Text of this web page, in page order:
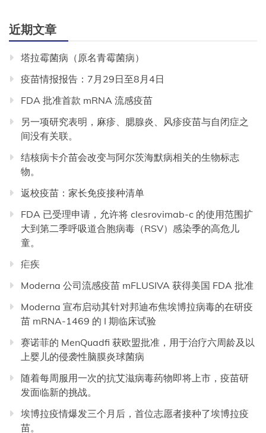
近期文章
塔拉霉菌病（原名青霉菌病）
疫苗情报报告：7月29日至8月4日
FDA 批准首款 mRNA 流感疫苗
另一项研究表明，麻疹、腮腺炎、风疹疫苗与自闭症之
间没有关联。
结核病卡介苗会改变与阿尔茨海默病相关的生物标志
物。
返校疫苗：家长免疫接种清单
FDA 已受理申请，允许将 clesrovimab-c 的使用范围扩
大到第二季呼吸道合胞病毒（RSV）感染季的高危儿
童。
疟疾
Moderna 公司流感疫苗 mFLUSIVA 获得美国 FDA 批准
Moderna 宣布启动其针对邦迪布焦埃博拉病毒的在研疫
苗 mRNA-1469 的 I 期临床试验
赛诺菲的 MenQuadfi 获欧盟批准，用于治疗六周龄及以
上婴儿的侵袭性脑膜炎球菌病
随着每周服用一次的抗艾滋病毒药物即将上市，疫苗研
发面临新的挑战。
埃博拉疫情爆发三个月后，首位志愿者接种了埃博拉疫
苗。